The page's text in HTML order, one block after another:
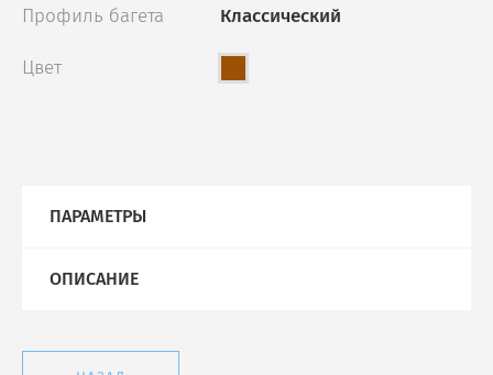
Профиль багета Классический
Цвет
ПАРАМЕТРЫ
ОПИСАНИЕ